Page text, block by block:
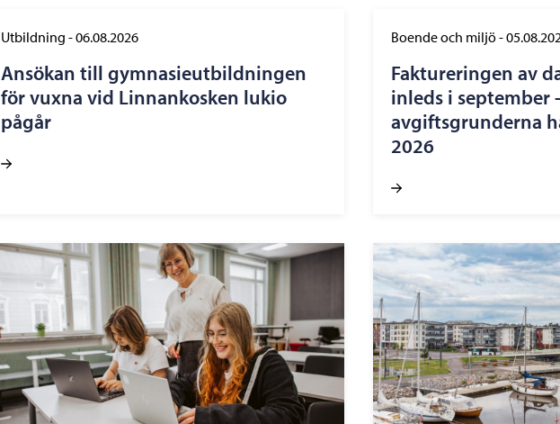
Utbildning -06.08.2026
Ansökan till gymnasieutbildningen
för vuxna vid Linnankosken lukio
pågår
Boende och miljö-
Faktureringen av
inleds i september
avgiftsgrunderna
2026